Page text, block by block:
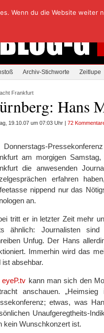
Archiv-Stichworte Zeitlupe
Frankfurt
Hans
19.10.07 um 07:03 Uhr | 72
Donnerstags-
am morgigen
die anwesenden
erfahren
nippend nur das
an.
tritt er in letzter Zeit mehr
ähnlich: Journalisten sind
Unfug. Der Hans
Immerhin wird das
ist absehbar.
eyeP.tv kann man sich den
anschauen.
etwas, was
Unaufgeregtheits-
kein Wunschkonzert ist.
Wenn du die Website